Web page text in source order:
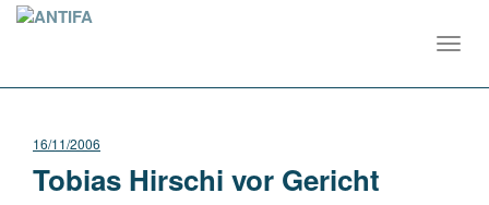
16/11/2006
Tobias Hirschi vor Gericht